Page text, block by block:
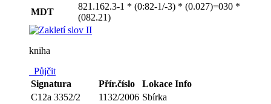
MDT
821.162.3-1 * (0:82-1/-3) * (0.027)=030 *
(082.21)
kniha
Půjčit
Signatura
Přír.číslo Lokace Info
C12a 3352/2
1132/2006 Sbírka